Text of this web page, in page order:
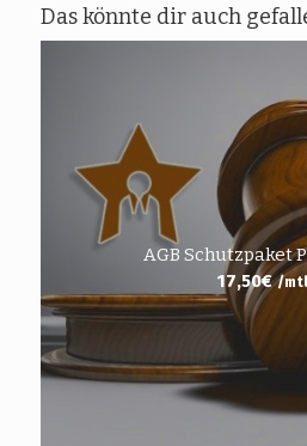
Das könnte dir auch
AGB Schutzpaket
17,50€ /